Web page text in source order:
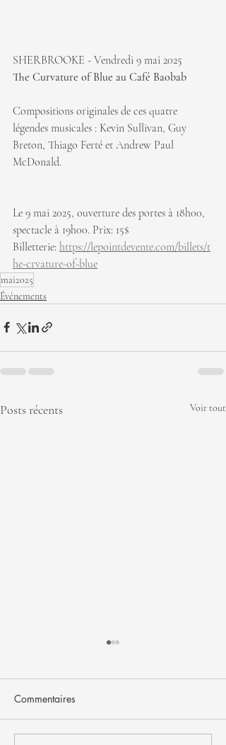
SHERBROOKE - Vendredi 9 mai 2025
The Curvature of Blue au Café Baobab
Compositions originales de ces quatre
légendes musicales : Kevin Sullivan, Guy
Breton, Thiago Ferté et Andrew Paul
McDonald.
Le 9 mai 2025, ouverture des portes à 18h00,
spectacle à 19h00. Prix: 15$
Billetterie: https://lepointdevente.com/billets/t
he-crvature-of-blue
mai2025
Événements
Posts récents Voir tout
Commentaires